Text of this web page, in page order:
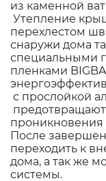
из каменной
Утепление
перехлестом
снаружи дома
специальными
пленками
с прослойкой
проникновения
После
переходить к
дома, а так же
системы.